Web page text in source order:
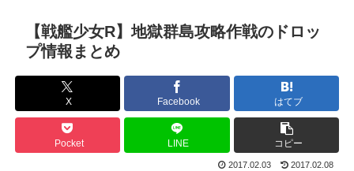
【戦艦少女R】地獄群島攻略作戦のドロッ
プ情報まとめ
X Facebook はてブ
Pocket LINE コピー
2017.02.03 2017.02.08